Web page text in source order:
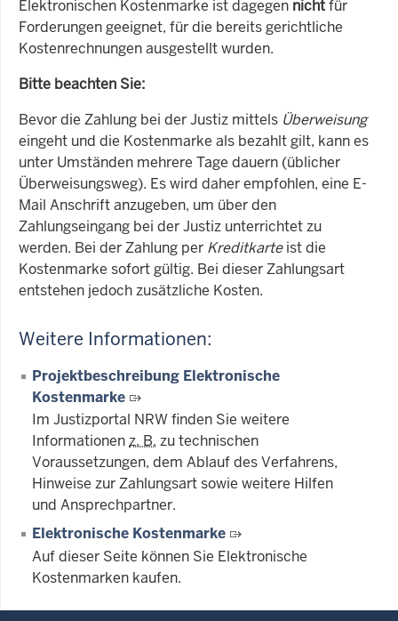
Elektronischen Kostenmarke ist dagegen nichtfür
Forderungen geeignet, für die bereits gerichtliche
Kostenrechnungen ausgestellt wurden.
Bitte beachten Sie:
Bevor die Zahlung bei der Justiz mittels Überweisung
eingeht und die Kostenmarke als bezahlt gilt, kann es
unter Umständen mehrere Tage dauern (üblicher
Überweisungsweg). Es wird daher empfohlen, eine E-
Mail Anschrift anzugeben, um über den
Zahlungseingang bei der Justiz unterrichtet zu
werden. Bei der Zahlung per Kreditkarteist die
Kostenmarke sofort gültig. Bei dieser Zahlungsart
entstehen jedoch zusätzliche Kosten.
Weitere Informationen:
Projektbeschreibung Elektronische
Kostenmarke
Im Justizportal NRW finden Sie weitere
Informationenz. B. zu technischen
Voraussetzungen, dem Ablauf des Verfahrens,
Hinweise zur Zahlungsart sowie weitere Hilfen
und Ansprechpartner.
Elektronische Kostenmarke
Auf dieser Seite können Sie Elektronische
Kostenmarken kaufen.